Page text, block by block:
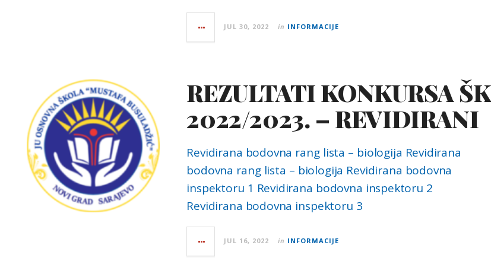
JUL 30, 2022 in INFORMACIJE
REZULTATI KONKURSA ŠK
2022/2023. – REVIDIRANI
Revidirana bodovna rang lista – biologija Revidirana
bodovna rang lista – biologija Revidirana bodovna
inspektoru 1 Revidirana bodovna inspektoru 2
Revidirana bodovna inspektoru 3
JUL 16, 2022 in INFORMACIJE